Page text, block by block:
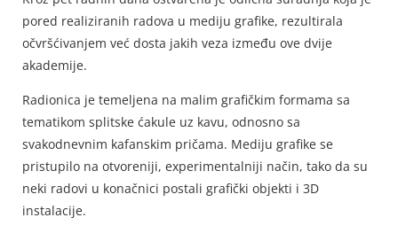
pored realiziranih radova u mediju grafike, rezultirala
očvršćivanjem već dosta jakih veza između ove dvije
akademije.
Radionica je temeljena na malim grafičkim formama sa
tematikom splitske ćakule uz kavu, odnosno sa
svakodnevnim kafanskim pričama. Mediju grafike se
pristupilo na otvoreniji, experimentalniji način, tako da su
neki radovi u konačnici postali grafički objekti i 3D
instalacije.